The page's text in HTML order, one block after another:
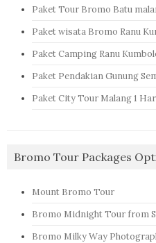
Paket Tour Bromo Batu
Paket wisata Bromo Ranu
Paket Camping Ranu
Paket Pendakian Gunung
Paket City Tour Malang 1
Bromo Tour Packages
Mount Bromo Tour
Bromo Midnight Tour from
Bromo Milky Way